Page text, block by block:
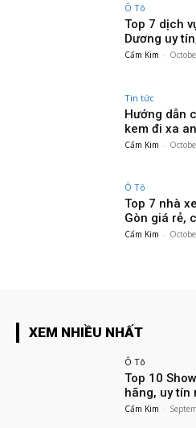
Ô Tô
Top 7 dịch
Dương uy
Cẩm Kim -
Tin tức
Hướng dẫn
kem đi xa
Cẩm Kim -
Ô Tô
Top 7 nhà
Gòn giá rẻ,
Cẩm Kim -
XEM NHIỀU NHẤT
Ô Tô
Top 10
hãng, uy tín
Cẩm Kim -